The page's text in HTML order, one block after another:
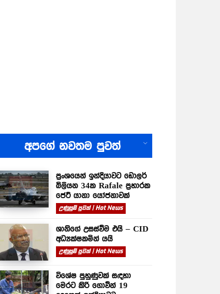
අපගේ නවතම පුවත්
ප්‍රංශයෙන් ඉන්දියාවට ඩොලර්
බිලියන 34ක Rafale ප්‍රහාරක
ජෙට් යානා යෝජනාවක්
උණුසුම් පුවත් | Hot News
ශානිගේ උසස්වීම එයි – CID
අධ්‍යක්ෂකමින් යයි
උණුසුම් පුවත් | Hot News
විශේෂ පුහුණුවක් සඳහා
මෙරට කිරි ගොවීන් 19